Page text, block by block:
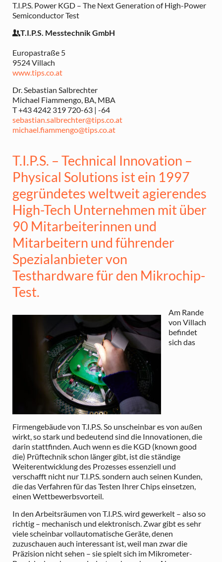
T.I.P.S. Power KGD – The Next Generation of High-Power
Semiconductor Test
T.I.P.S. Messtechnik GmbH
Europastraße 5
9524 Villach
www.tips.co.at
Dr. Sebastian Salbrechter
Michael Fiammengo, BA, MBA
T +43 4242 319 720-63 | -64
sebastian.salbrechter@tips.co.at
michael.fiammengo@tips.co.at
T.I.P.S. – Technical Innovation –
Physical Solutions ist ein 1997
gegründetes weltweit agierendes
High-Tech Unternehmen mit über
90 Mitarbeiterinnen und
Mitarbeitern und führender
Spezialanbieter von
Testhardware für den Mikrochip-
Test.
Am Rande
von Villach
befindet
sich das
Firmengebäude von T.I.P.S. So unscheinbar es von außen
wirkt, so stark und bedeutend sind die Innovationen, die
darin stattfinden. Auch wenn es die KGD (known good
die) Prüftechnik schon länger gibt, ist die ständige
Weiterentwicklung des Prozesses essenziell und
verschafft nicht nur T.I.P.S. sondern auch seinen Kunden,
die das Verfahren für das Testen Ihrer Chips einsetzen,
einen Wettbewerbsvorteil.
In den Arbeitsräumen von T.I.P.S. wird gewerkelt – also so
richtig – mechanisch und elektronisch. Zwar gibt es sehr
viele scheinbar vollautomatische Geräte, denen
zuzuschauen auch interessant ist, weil man zwar die
Präzision nicht sehen – sie spielt sich im Mikrometer-